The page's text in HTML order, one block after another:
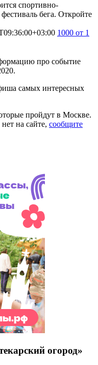
спортивно-
бега. Откройте
1000 от 1
про событие
самых интересных
пройдут в Москве.
на сайте, сообщите
огород»